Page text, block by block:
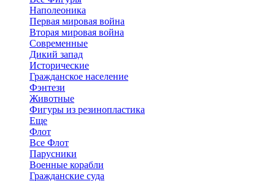
Наполеоника
Первая мировая война
Вторая мировая война
Современные
Дикий запад
Исторические
Гражданское население
Фэнтези
Животные
Фигуры из резинопластика
Еще
Флот
Все Флот
Парусники
Военные корабли
Гражданские суда